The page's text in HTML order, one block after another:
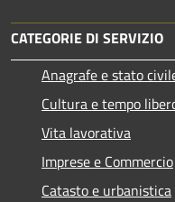
CATEGORIE DI SERVIZIO
Anagrafe e stato
Cultura e tempo
Vita lavorativa
Imprese e Commercio
Catasto e urbanistica